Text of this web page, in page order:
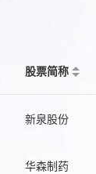
股票简称
新泉股份
华森制药